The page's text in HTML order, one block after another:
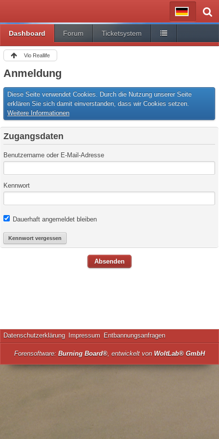
Dashboard Forum Ticketsystem
Vio Reallife
Anmeldung
Diese Seite verwendet Cookies. Durch die Nutzung unserer Seite
erklären Sie sich damit einverstanden, dass wir Cookies setzen.
Weitere Informationen
Zugangsdaten
Benutzername oder E-Mail-Adresse
Kennwort
Dauerhaft angemeldet bleiben
Kennwort vergessen
Datenschutzerklärung Impressum Entbannungsanfragen
Forensoftware: Burning Board®, entwickelt von WoltLab® GmbH